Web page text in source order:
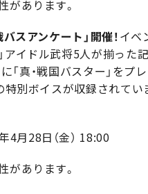
があります。
スアンケート」開催！ イベ
アイドル武将5人が揃った
真・戦国バスター」をプ
特別ボイスが収録されてい
4月28日（金） 18:00
があります。